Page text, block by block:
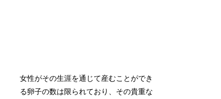
女性がその生涯を通じて産むことができ
る卵子の数は限られており、その貴重な